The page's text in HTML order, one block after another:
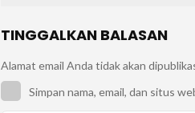
TINGGALKAN BALASAN
Alamat email Anda tidak akan
Simpan nama, email, dan situs